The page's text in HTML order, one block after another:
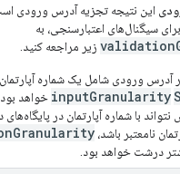
این نتیجه تجزیه آدرس ورودی
سیگنال‌های اعتبارسنجی، به
زیر مراجعه کنید.
آدرس ورودی شامل یک شماره
inputGranularity خواهد
با شماره آپارتمان در
نامعتبر باشد،
درشت خواهد بود.